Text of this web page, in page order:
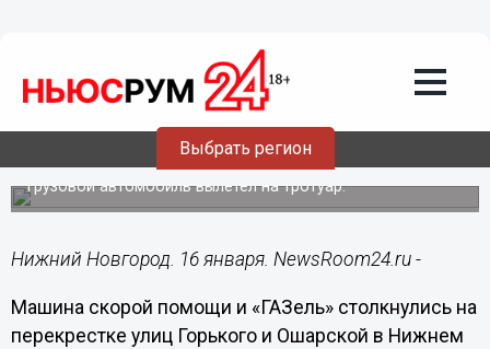
Выбрать регион
16.01.202020:04
Скорая и «ГАЗель» столкнулись на
улице Горького
Грузовой автомобиль вылетел на тротуар.
Нижний Новгород. 16 января. NewsRoom24.ru -
Машина скорой помощи и «ГАЗель» столкнулись на
перекрестке улиц Горького и Ошарской в Нижнем